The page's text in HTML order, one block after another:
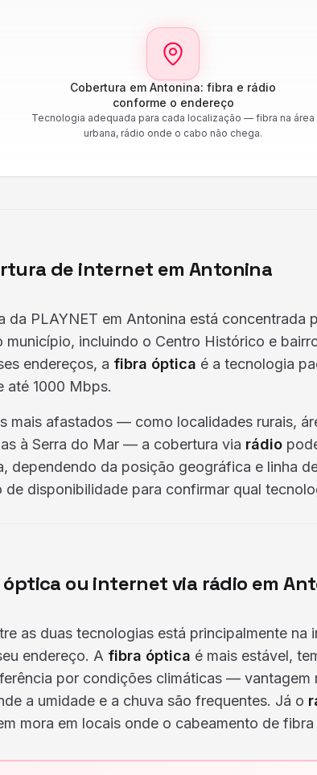
Cobertura em Antonina: fibra e rádio
conforme o endereço
Tecnologia adequada para cada localização — fibra na área
urbana, rádio onde o cabo não chega.
de internet em Antonina
da PLAYNET em Antonina está concentrada
município, incluindo o Centro Histórico e
endereços, a fibra óptica é a tecnologia
até 1000 Mbps.
mais afastados — como localidades rurais,
à Serra do Mar — a cobertura via rádio
dependendo da posição geográfica e linha
de disponibilidade para confirmar qual
óptica ou internet via rádio em
as duas tecnologias está principalmente na
endereço. A fibra óptica é mais estável,
por condições climáticas — vantagem
a umidade e a chuva são frequentes. Já o
mora em locais onde o cabeamento de